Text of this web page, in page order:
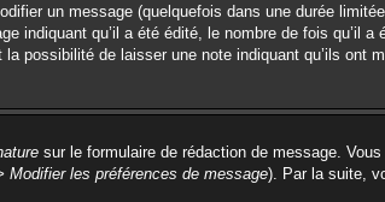
un message (quelquefois dans une durée
qu’il a été édité, le nombre de fois qu’il a
possibilité de laisser une note indiquant qu’ils ont
sur le formulaire de rédaction de message.
Modifier les préférences de message). Par la suite,